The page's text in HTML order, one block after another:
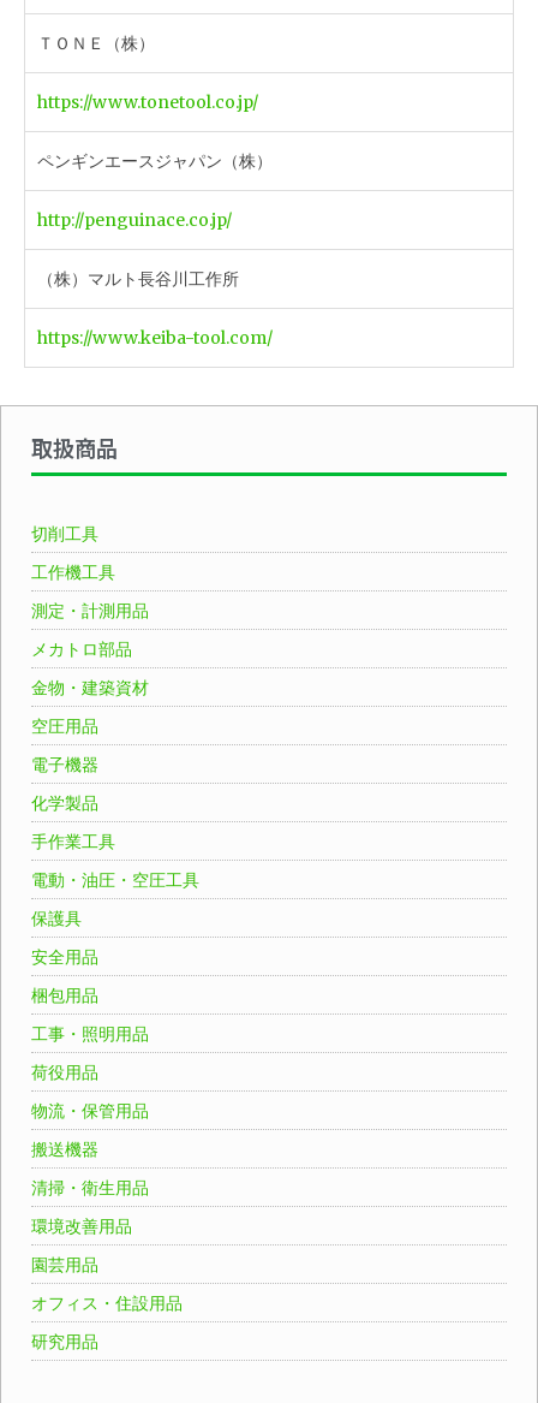
ＴＯＮＥ（株）
https://www.tonetool.co.jp/
ペンギンエースジャパン（株）
http://penguinace.co.jp/
（株）マルト長谷川工作所
https://www.keiba-tool.com/
取扱商品
切削工具
工作機工具
測定・計測用品
メカトロ部品
金物・建築資材
空圧用品
電子機器
化学製品
手作業工具
電動・油圧・空圧工具
保護具
安全用品
梱包用品
工事・照明用品
荷役用品
物流・保管用品
搬送機器
清掃・衛生用品
環境改善用品
園芸用品
オフィス・住設用品
研究用品